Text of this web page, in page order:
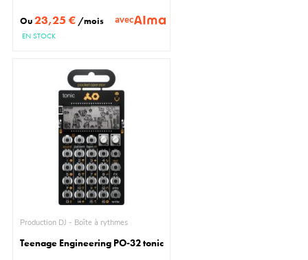
Ou23,25 € /mois avec
EN STOCK
Production DJ - Boîte à rythmes
Teenage Engineering PO-32 tonic